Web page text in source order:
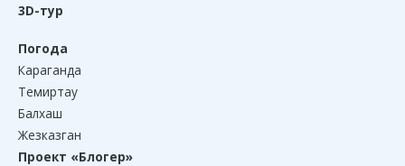
3D-тур
Погода
Караганда
Темиртау
Балхаш
Жезказган
Проект «Блогер»